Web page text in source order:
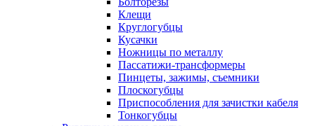
Клещи
Круглогубцы
Кусачки
Ножницы по металлу
Пассатижи-трансформеры
Пинцеты, зажимы, съемники
Плоскогубцы
Приспособления для зачистки кабеля
Тонкогубцы